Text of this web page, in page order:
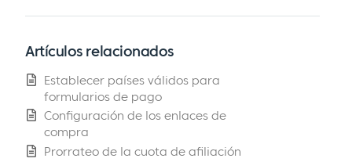
Artículos relacionados
Establecer países válidos para
formularios de pago
Configuración de los enlaces de
compra
Prorrateo de la cuota de afiliación